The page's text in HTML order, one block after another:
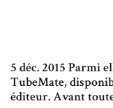
5 déc. 2015 Parmi
TubeMate,
éditeur. Avant